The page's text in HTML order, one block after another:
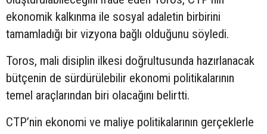
ekonomik kalkınma ile sosyal adaletin birbirini
tamamladığı bir vizyona bağlı olduğunu söyledi.
Toros, mali disiplin ilkesi doğrultusunda hazırlanacak
bütçenin de sürdürülebilir ekonomi politikalarının
temel araçlarından biri olacağını belirtti.
CTP’nin ekonomi ve maliye politikalarının gerçeklerle